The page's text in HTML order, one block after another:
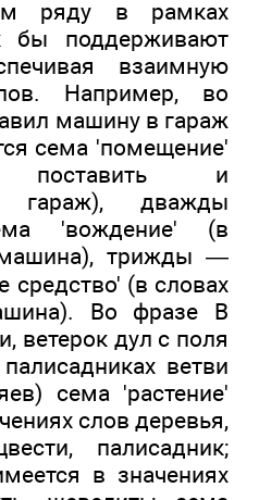
ряду в рамках
бы поддерживают
взаимную
Например, во
машину в гараж
сема 'помещение'
и
гараж), дважды
'вождение' (в
трижды —
средство' (в словах
Во фразе В
ветерок дул с поля
ветви
сема 'растение'
слов деревья,
палисадник;
в значениях